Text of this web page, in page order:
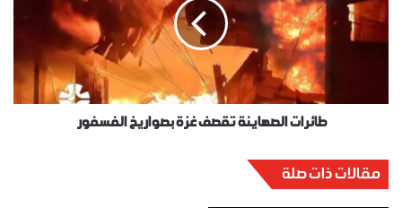
طائرات الصهاينة تقصف غزة بصواريخ الفسفور
مقالات ذات صلة